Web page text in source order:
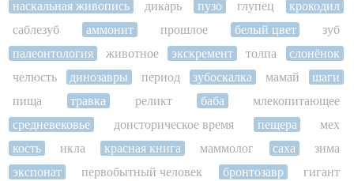
наскальная живопись
дикарь пузо глупец
крокодил
саблезуб
аммонит прошлое белый цвет
зуб
палеонтология
животное экскремент толпа
слонёнок
челюсть
динозавры период зубоскалка мамай
шаги
пища
травка реликт баба
млекопитающее
средневековье
доисторическое время пещера
мех
кость
икла красная книга маммолог саха
зима
экспонат
первобытный человек бронтозавр
гигант